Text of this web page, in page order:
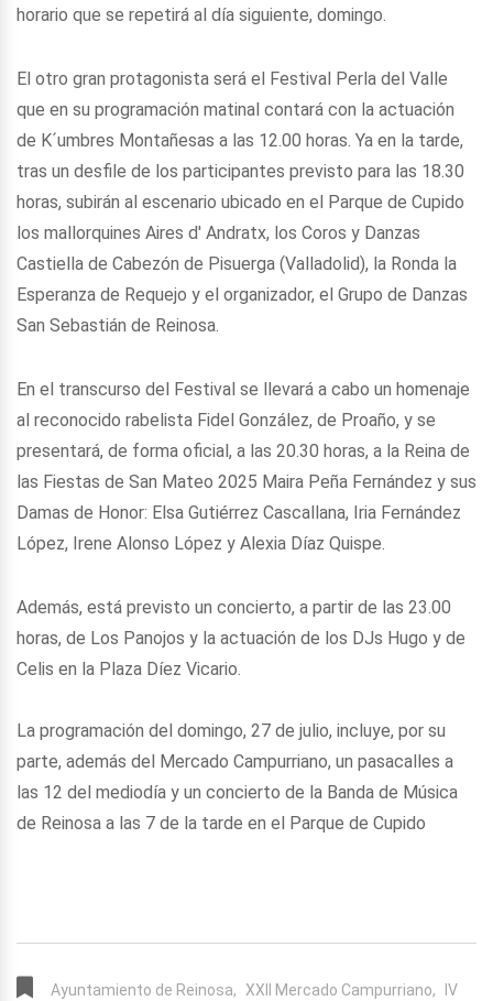
horario que se repetirá al día siguiente, domingo.
El otro gran protagonista será el Festival Perla del Valle
que en su programación matinal contará con la actuación
de K´umbres Montañesas a las 12.00 horas. Ya en la tarde,
tras un desfile de los participantes previsto para las 18.30
horas, subirán al escenario ubicado en el Parque de Cupido
los mallorquines Aires d' Andratx, los Coros y Danzas
Castiella de Cabezón de Pisuerga (Valladolid), la Ronda la
Esperanza de Requejo y el organizador, el Grupo de Danzas
San Sebastián de Reinosa.
En el transcurso del Festival se llevará a cabo un homenaje
al reconocido rabelista Fidel González, de Proaño, y se
presentará, de forma oficial, a las 20.30 horas, a la Reina de
las Fiestas de San Mateo 2025 Maira Peña Fernández y sus
Damas de Honor: Elsa Gutiérrez Cascallana, Iria Fernández
López, Irene Alonso López y Alexia Díaz Quispe.
Además, está previsto un concierto, a partir de las 23.00
horas, de Los Panojos y la actuación de los DJs Hugo y de
Celis en la Plaza Díez Vicario.
La programación del domingo, 27 de julio, incluye, por su
parte, además del Mercado Campurriano, un pasacalles a
las 12 del mediodía y un concierto de la Banda de Música
de Reinosa a las 7 de la tarde en el Parque de Cupido
Ayuntamiento de Reinosa, XXII Mercado Campurriano,
IV